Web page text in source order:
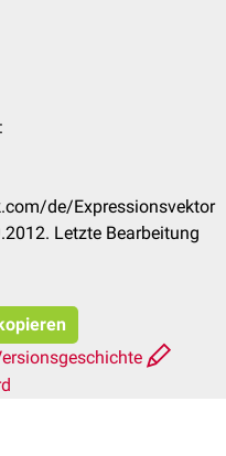
de/Expressionsvektor
Letzte Bearbeitung